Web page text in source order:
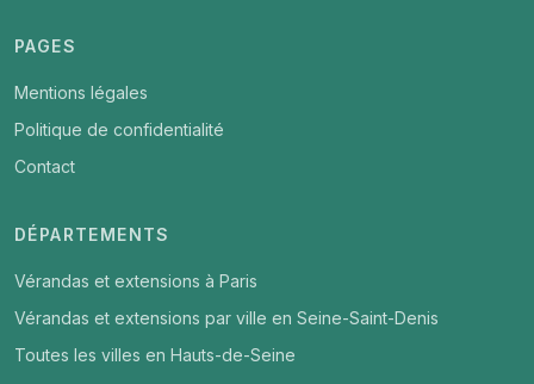
PAGES
Mentions légales
Politique de confidentialité
Contact
DÉPARTEMENTS
Vérandas et extensions à Paris
Vérandas et extensions par ville en Seine-Saint-Denis
Toutes les villes en Hauts-de-Seine